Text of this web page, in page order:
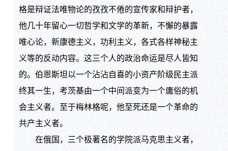
格是辩证法唯物论的孜孜不倦的宣传家和辩护者，
他几十年留心一切哲学和文学的革新，不懈的暴露
唯心论，新康德主义，功利主义，各式各样神秘主
义等的反动内容。这三个人的政治命运是尽人皆知
的。伯恩斯坦以一个沾沾自喜的小资产阶级民主派
终其一生，考茨基由一个中间派变为一个庸俗的机
会主义者。至于梅林格呢，他至死还是一个革命的
共产主义者。
在俄国，三个极著名的学院派马克思主义者，